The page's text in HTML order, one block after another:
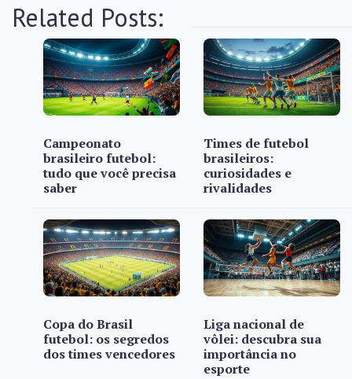
Related Posts:
Campeonato
brasileiro futebol:
tudo que você precisa
saber
Times de futebol
brasileiros:
curiosidades e
rivalidades
Copa do Brasil
futebol: os segredos
dos times vencedores
Liga nacional de
vôlei: descubra sua
importância no
esporte